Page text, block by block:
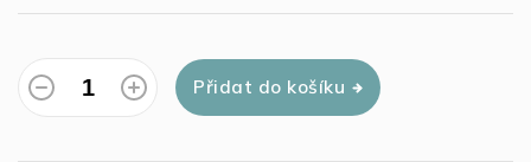
Přidat do košíku